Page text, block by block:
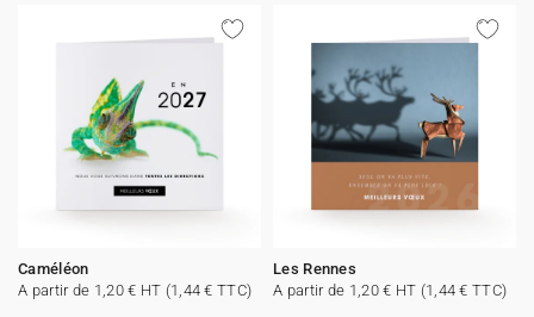
Caméléon
A partir de 1,20 € HT (1,44 € TTC)
Les Rennes
A partir de 1,20 € HT (1,44 € TTC)